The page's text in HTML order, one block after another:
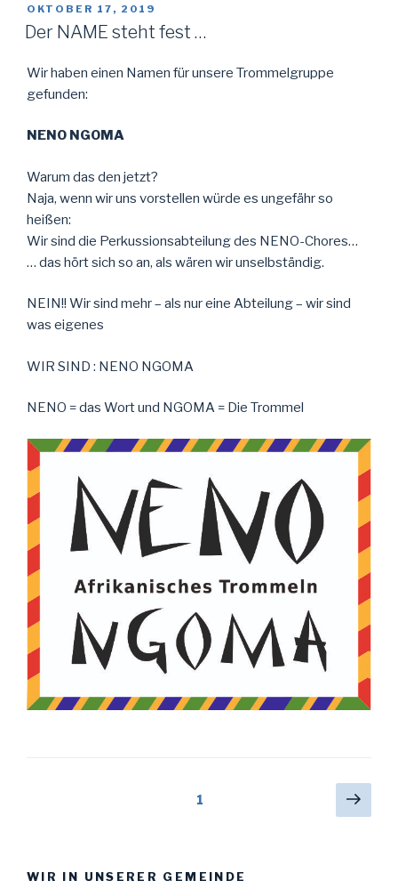
VERÖFFENTLICHT
AM
OKTOBER 17, 2019
Der NAME steht fest …
Wir haben einen Namen für unsere Trommelgruppe
gefunden:
NENO NGOMA
Warum das den jetzt?
Naja, wenn wir uns vorstellen würde es ungefähr so
heißen:
Wir sind die Perkussionsabteilung des NENO-Chores…
… das hört sich so an, als wären wir unselbständig.
NEIN!! Wir sind mehr – als nur eine Abteilung – wir sind
was eigenes
WIR SIND : NENO NGOMA
NENO = das Wort und NGOMA = Die Trommel
1
WIR IN UNSERER GEMEINDE